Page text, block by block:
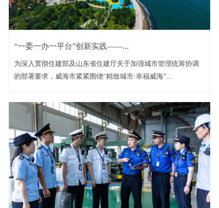
“一委一办一平台”创新实践——...
为深入贯彻住建部及山东省住建厅关于加强城市管理统筹协调
的部署要求，威海市紧紧围绕“精致城市·幸福威海”...